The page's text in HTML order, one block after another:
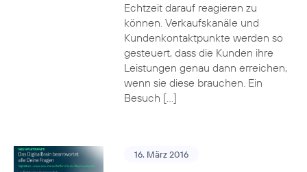
Echtzeit darauf reagieren zu
können. Verkaufskanäle und
Kundenkontaktpunkte werden so
gesteuert, dass die Kunden ihre
Leistungen genau dann erreichen,
wenn sie diese brauchen. Ein
Besuch […]
16. März 2016